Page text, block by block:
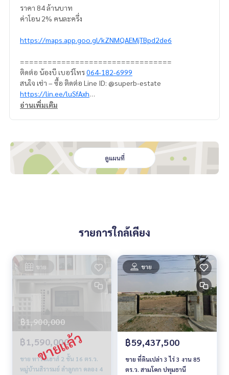
ราคา 84 ล้านบาท
ค่าโอน 2% คนละครึ่ง
https://maps.app.goo.gl/kZNMQAEMjTBpd2de6
=================================
ติดต่อ น้องบี เบอร์โทร064-182-6999
สนใจ เช่า – ซื้อ ติดต่อ Line ID: @superb-estate
https://lin.ee/luSfAxh
สนใจฝากทรัพย์เช่า – ขาย ติดต่อ Line ID: @superbestate
อ่านเพิ่มเติม
ดูแผนที่
รายการใกล้เคียง
ขาย
฿1,900,000
฿1,590,000
ขาย ทาวน์เฮาส์ 2 ชั้น 16 ตร.ว.
หมู่บ้านสิรารมย์ ลำลูกกา คลอง 4
ขาย
฿59,437,500
ขาย ที่ดินเปล่า 3 ไร่ 3 งาน 85
ตร.ว. สามโคก ปทุมธานี